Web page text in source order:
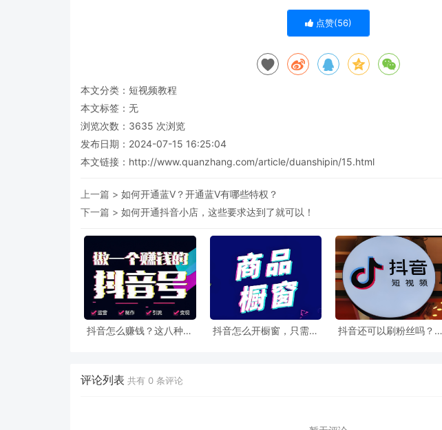
点赞(56)
本文分类： 短视频教程
本文标签：无
浏览次数： 3635 次浏览
发布日期：2024-07-15 16:25:04
本文链接： http://www.quanzhang.com/article/duanshipin/15.html
上一篇 > 如何开通蓝V？开通蓝V有哪些特权？
下一篇 > 如何开通抖音小店，这些要求达到了就可以！
抖音怎么赚钱？这八种方
抖音怎么开橱窗，只需这
抖音还可以刷粉丝吗？刷
评论列表 共有 0 条评论